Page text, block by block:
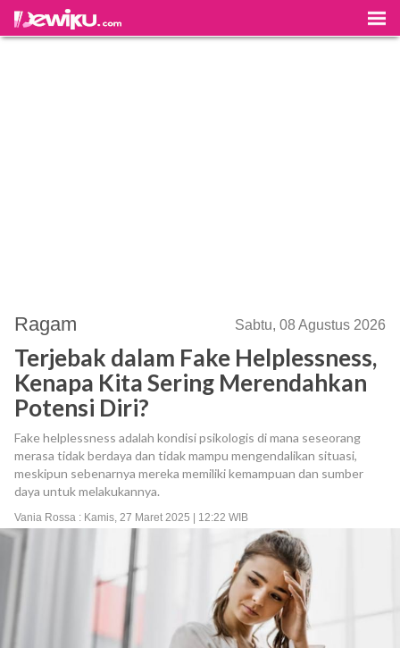
Ragam Sabtu, 08 Agustus 2026
Terjebak dalam Fake Helplessness,
Kenapa Kita Sering Merendahkan
Potensi Diri?
Fake helplessness adalah kondisi psikologis di mana seseorang
merasa tidak berdaya dan tidak mampu mengendalikan situasi,
meskipun sebenarnya mereka memiliki kemampuan dan sumber
daya untuk melakukannya.
Vania Rossa : Kamis, 27 Maret 2025 | 12:22 WIB